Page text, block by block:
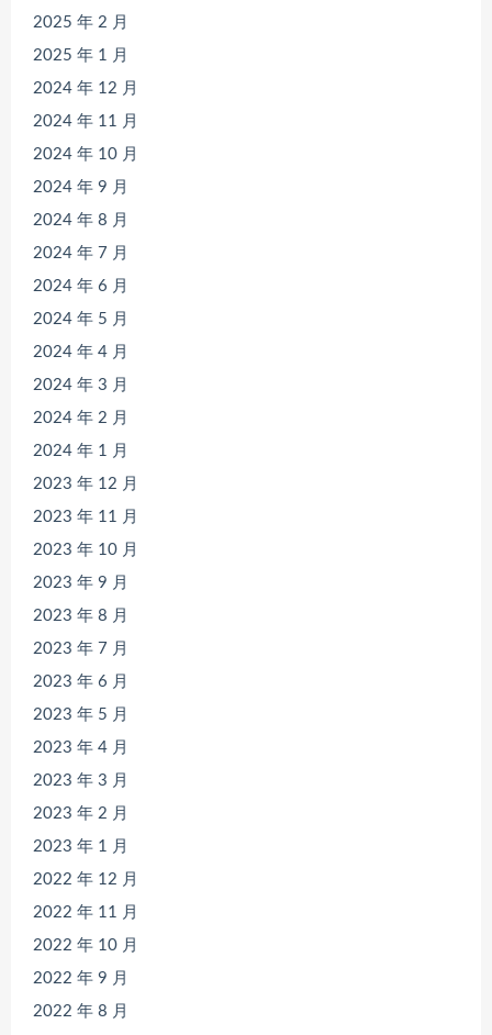
2025 年 2 月
2025 年 1 月
2024 年 12 月
2024 年 11 月
2024 年 10 月
2024 年 9 月
2024 年 8 月
2024 年 7 月
2024 年 6 月
2024 年 5 月
2024 年 4 月
2024 年 3 月
2024 年 2 月
2024 年 1 月
2023 年 12 月
2023 年 11 月
2023 年 10 月
2023 年 9 月
2023 年 8 月
2023 年 7 月
2023 年 6 月
2023 年 5 月
2023 年 4 月
2023 年 3 月
2023 年 2 月
2023 年 1 月
2022 年 12 月
2022 年 11 月
2022 年 10 月
2022 年 9 月
2022 年 8 月